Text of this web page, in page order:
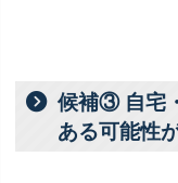
候補③ 自宅
ある可能性